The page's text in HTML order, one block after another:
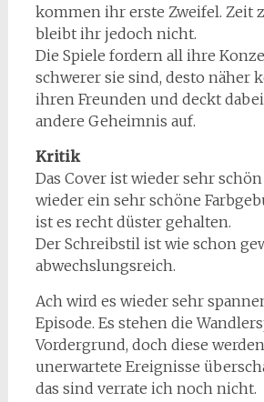
kommen ihr erste Zweifel. Zeit
bleibt ihr jedoch nicht.
Die Spiele fordern all ihre
schwerer sie sind, desto näher
ihren Freunden und deckt
andere Geheimnis auf.
Kritik
Das Cover ist wieder sehr
wieder ein sehr schöne
ist es recht düster gehalten.
Der Schreibstil ist wie schon
abwechslungsreich.
Ach wird es wieder sehr
Episode. Es stehen die
Vordergrund, doch diese
unerwartete Ereignisse
das sind verrate ich noch nicht.